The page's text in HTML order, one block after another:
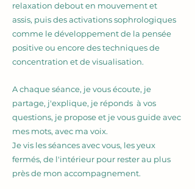
relaxation debout en mouvement et
assis, puis des activations sophrologiques
comme le développement de la pensée
positive ou encore des techniques de
concentration et de visualisation.
A chaque séance, je vous écoute, je
partage, j'explique, je réponds à vos
questions, je propose et je vous guide avec
mes mots, avec ma voix.
Je vis les séances avec vous, les yeux
fermés, de l'intérieur pour rester au plus
près de mon accompagnement.